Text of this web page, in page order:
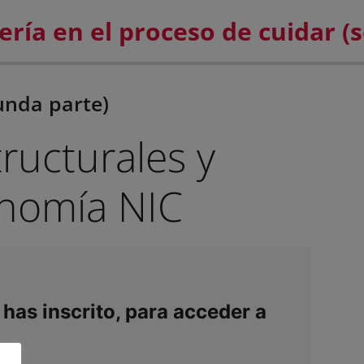
parte)
y
NIC
inscrito, para acceder a